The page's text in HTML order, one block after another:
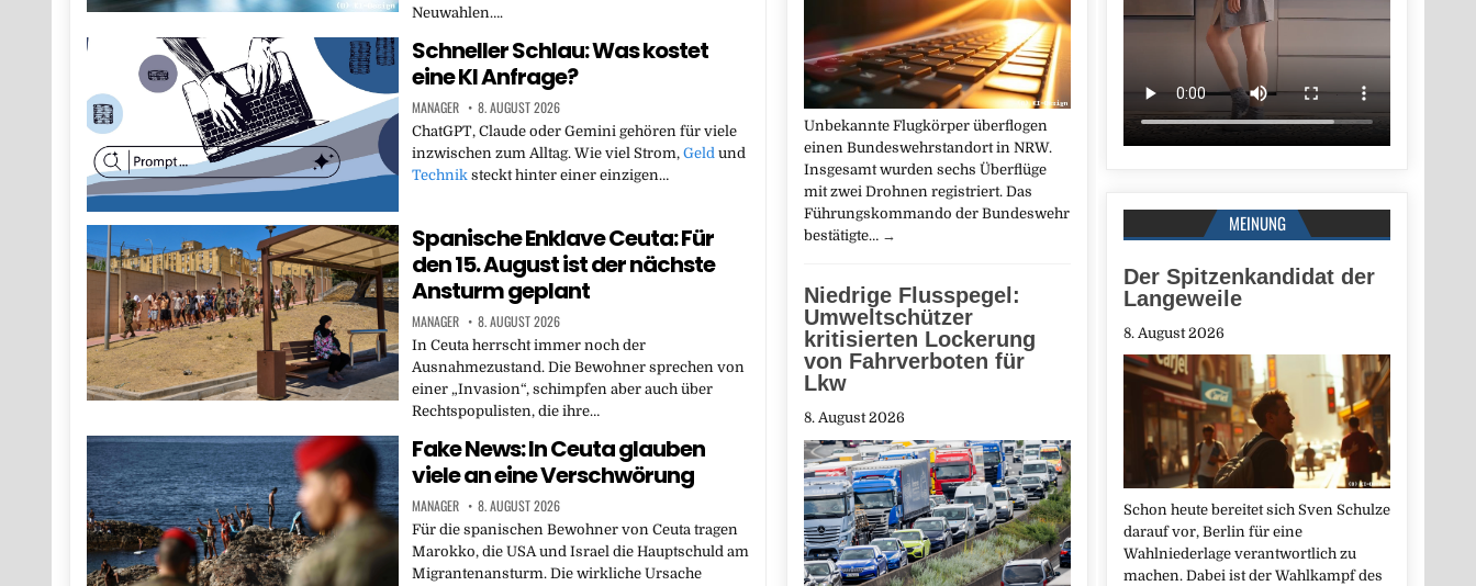
Neuwahlen….
Schneller Schlau: Was kostet
eine KI Anfrage?
MANAGER 8. AUGUST 2026
ChatGPT, Claude oder Gemini gehören für viele
inzwischen zum Alltag. Wie viel Strom, Geldund
Techniksteckt hinter einer einzigen…
Spanische Enklave Ceuta: Für
den 15. August ist der nächste
Ansturm geplant
MANAGER 8. AUGUST 2026
In Ceuta herrscht immer noch der
Ausnahmezustand. Die Bewohner sprechen von
einer „Invasion“, schimpfen aber auch über
Rechtspopulisten, die ihre…
Fake News: In Ceuta glauben
viele an eine Verschwörung
MANAGER 8. AUGUST 2026
Für die spanischen Bewohner von Ceuta tragen
Marokko, die USA und Israel die Hauptschuld am
Migrantenansturm. Die wirkliche Ursache
MEINUNG
Der Spitzenkandidat der
Langeweile
8. August 2026
Schon heute bereitet sich Sven Schulze
darauf vor, Berlin für eine
Wahlniederlage verantwortlich zu
machen. Dabei ist der Wahlkampf des
Unbekannte Flugkörper überflogen
einen Bundeswehrstandort in NRW.
Insgesamt wurden sechs Überflüge
mit zwei Drohnen registriert. Das
Führungskommando der Bundeswehr
bestätigte… →
Niedrige Flusspegel:
Umweltschützer
kritisierten Lockerung
von Fahrverboten für
Lkw
8. August 2026